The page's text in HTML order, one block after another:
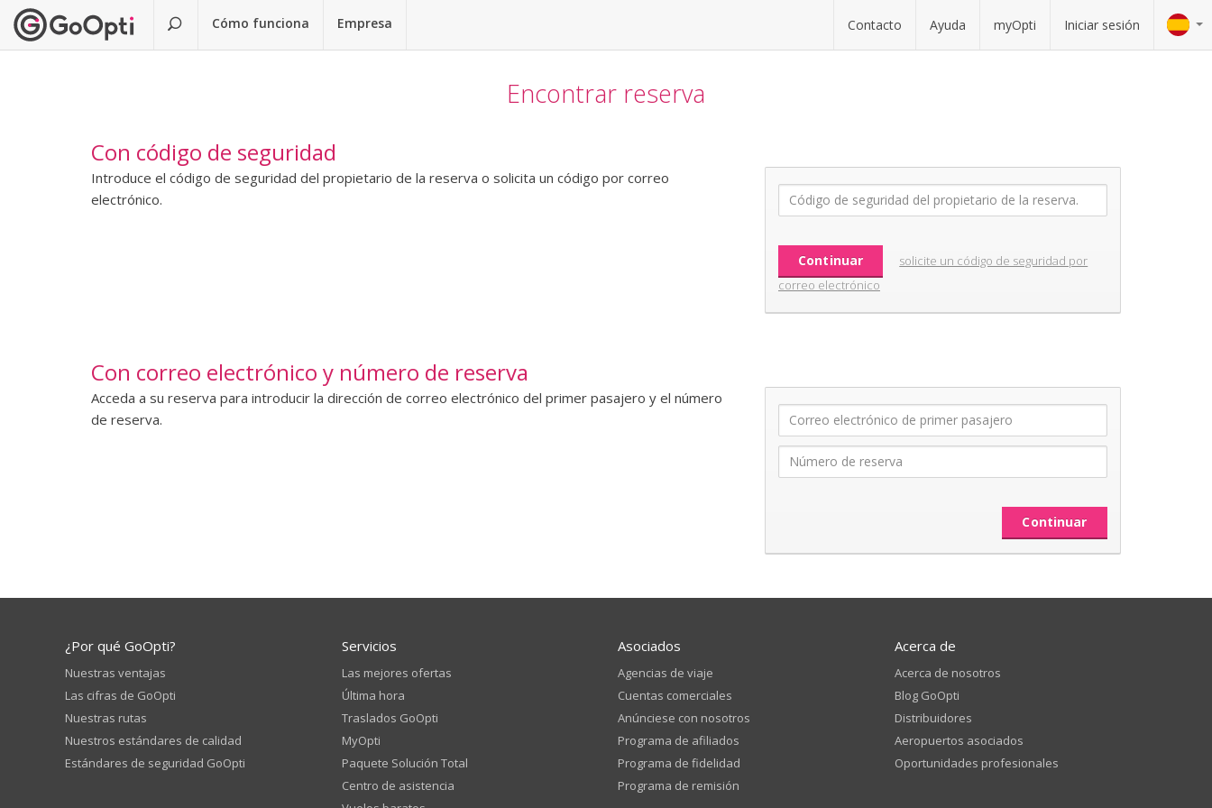
Cómo funciona Empresa Contacto Ayuda myOpti Iniciar sesión
Encontrar reserva
Con código de seguridad
Introduce el código de seguridad del propietario de la reserva o solicita un código por correo
electrónico.
solicite un código de seguridad por
correo electrónico
Con correo electrónico y número de reserva
Acceda a su reserva para introducir la dirección de correo electrónico del primer pasajero y el número
de reserva.
¿Por qué GoOpti?
Nuestras ventajas
Las cifras de GoOpti
Nuestras rutas
Nuestros estándares de calidad
Estándares de seguridad GoOpti
Servicios
Las mejores ofertas
Última hora
Traslados GoOpti
MyOpti
Paquete Solución Total
Centro de asistencia
Asociados
Agencias de viaje
Cuentas comerciales
Anúnciese con nosotros
Programa de afiliados
Programa de fidelidad
Programa de remisión
Acerca de
Acerca de nosotros
Blog GoOpti
Distribuidores
Aeropuertos asociados
Oportunidades profesionales